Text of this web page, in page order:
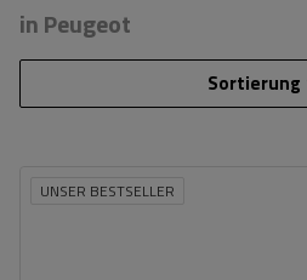
in Peugeot
Sortierung
UNSER BESTSELLER